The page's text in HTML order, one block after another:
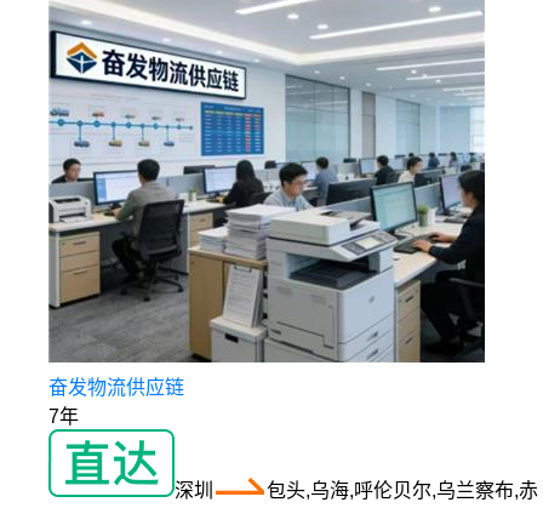
奋发物流供应链
7年
深圳
包头,乌海,呼伦贝尔,乌兰察布,赤